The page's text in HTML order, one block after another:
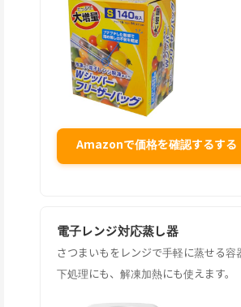
Amazonで価格を確認するする
電子レンジ対応蒸し器
さつまいもをレンジで手軽に蒸せる容
下処理にも、解凍加熱にも使えます。